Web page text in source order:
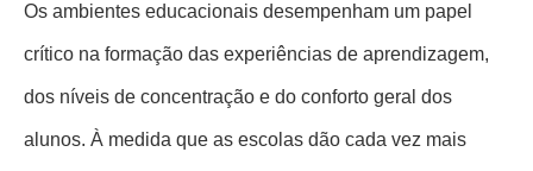
Os ambientes educacionais desempenham um papel
crítico na formação das experiências de aprendizagem,
dos níveis de concentração e do conforto geral dos
alunos. À medida que as escolas dão cada vez mais